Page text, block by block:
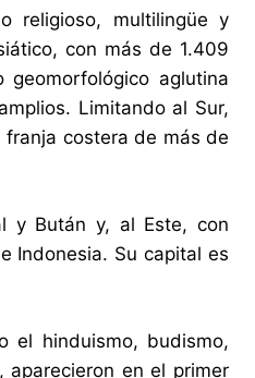
religioso, multilingüe y
con más de 1.409
aglutina
Limitando al Sur,
franja costera de más de
y Bután y, al Este, con
Indonesia. Su capital es
el hinduismo, budismo,
aparecieron en el primer